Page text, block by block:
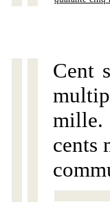
Cent
mille.
cents